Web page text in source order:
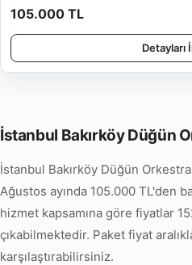
105.000 TL
Detayları
İstanbul Bakırköy Düğün
İstanbul Bakırköy Düğün
Ağustos ayında 105.000 TL'den
hizmet kapsamına göre fiyatlar
çıkabilmektedir. Paket fiyat
karşılaştırabilirsiniz.